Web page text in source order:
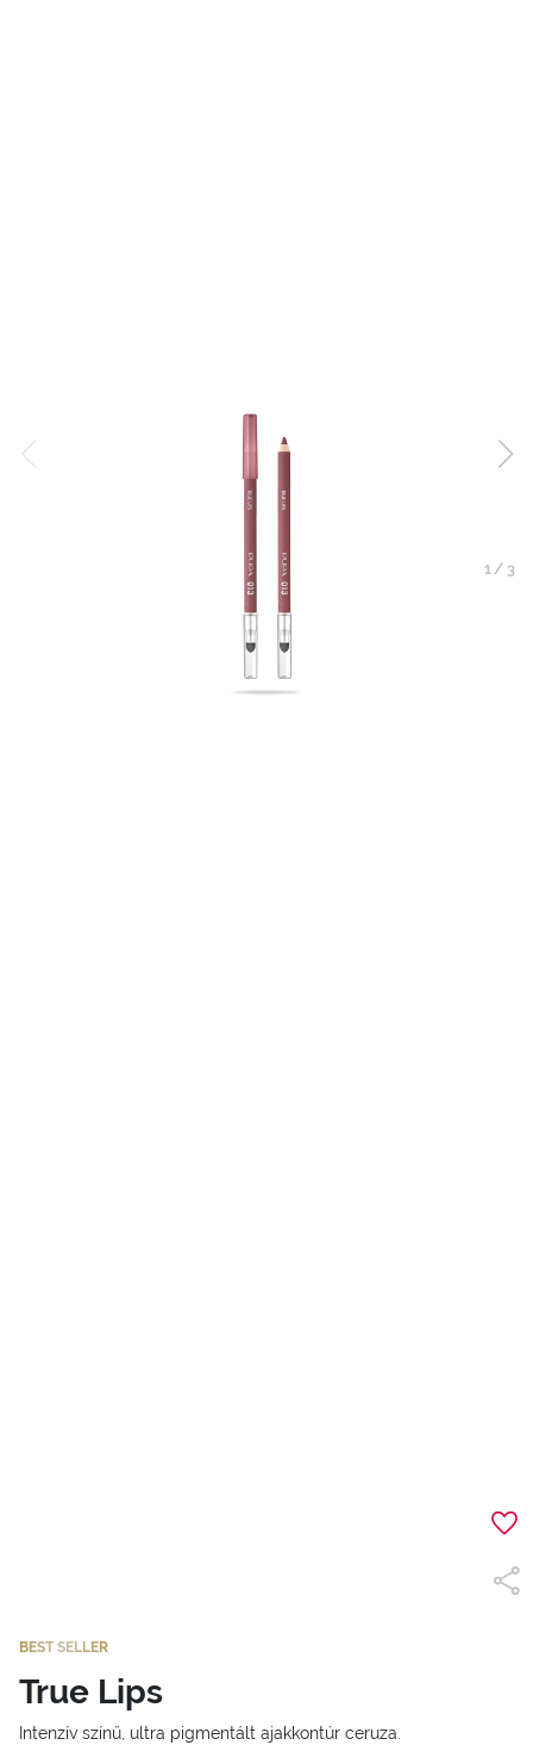
1/ 3
BEST SELLER
True Lips
Intenzív színű, ultra pigmentált ajakkontúr ceruza.